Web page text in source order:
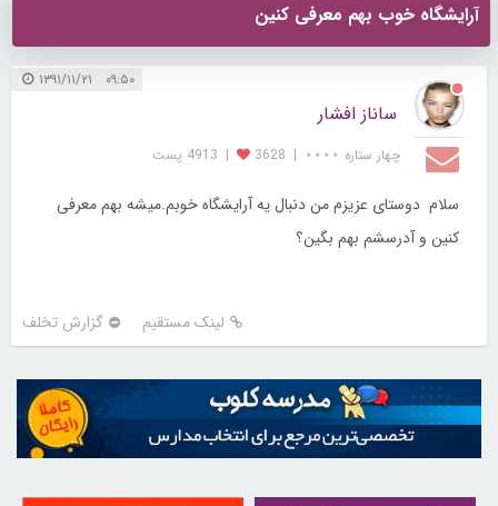
آرایشگاه خوب بهم معرفی کنین
۰۹:۵۰ ۱۳۹۱/۱۱/۲۱
ساناز افشار
چهار ستاره ⋆⋆⋆⋆ |
3628
| 4913 پست
سلام دوستای عزیزم من دنبال یه آرایشگاه خوبم.میشه بهم معرفی
کنین و آدرسشم بهم بگین؟
لینک مستقیم گزارش تخلف